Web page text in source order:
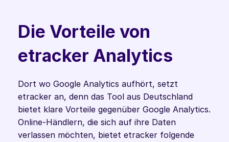
Die Vorteile von
etracker Analytics
Dort wo Google Analytics aufhört, setzt
etracker an, denn das Tool aus Deutschland
bietet klare Vorteile gegenüber Google Analytics.
Online-Händlern, die sich auf ihre Daten
verlassen möchten, bietet etracker folgende